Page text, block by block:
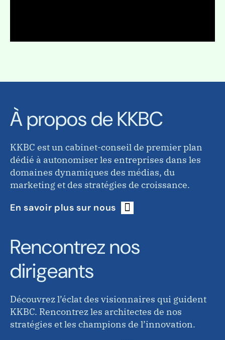
À propos de KKBC
KKBC est un cabinet-conseil de premier plan
dédié à autonomiser les entreprises dans les
domaines dynamiques des médias, du
marketing et des stratégies de croissance.
En savoir plus sur nous
Rencontrez nos
dirigeants
Découvrez l’éclat des visionnaires qui guident
KKBC. Rencontrez les architectes de nos
stratégies et les champions de l’innovation.